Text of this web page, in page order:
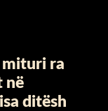
mituri ra
në
ditësh